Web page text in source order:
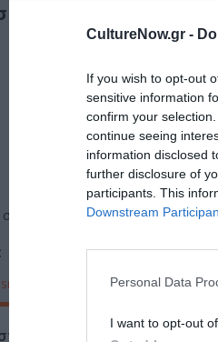
CultureNow.gr -
If you wish to opt-out
sensitive information
confirm your
continue seeing
information disclosed
further disclosure of
participants. This
Downstream
Personal Data
I want to opt-out
Μουσείο πριν την συναυλία
koa.gr
Google News
και μάθετε